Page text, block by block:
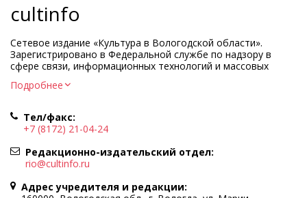
cultinfo
Сетевое издание «Культура в Вологодской области».
Зарегистрировано в Федеральной службе по надзору в
сфере связи, информационных технологий и массовых
Регистрационный номер и дата принятия решения о
Учредитель КУ ВО «Информационно-аналитический центр
культуры»
Адрес учредителя и редакции: 160000, Вологодская обл., г.
Вологда, ул. Марии Ульяновой, д.10
Главный редактор — Легчанова Елена Григорьевна
Политика в отношении обработки персональных данных
Подробнее
Тел/факс:
+7 (8172) 21-04-24
Редакционно-издательский отдел:
rio@cultinfo.ru
Адрес учредителя и редакции: